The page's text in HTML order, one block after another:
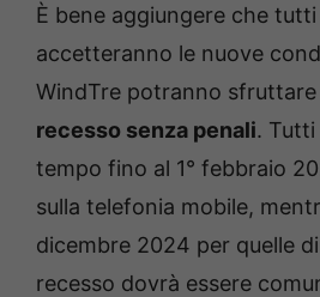
È bene aggiungere che
accetteranno le nuove
WindTre potranno sfruttare
recesso senza penali.
tempo fino al 1° febbraio
sulla telefonia mobile,
dicembre 2024 per quelle
recesso dovrà essere